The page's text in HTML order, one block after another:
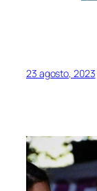
23 agosto, 2023